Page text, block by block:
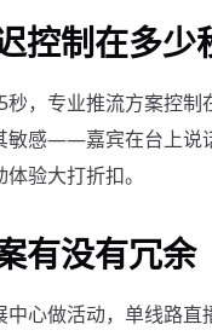
控制在多少
秒，专业推流方案控制
敏感——嘉宾在台上说
验大打折扣。
有没有冗余
心做活动，单线路直